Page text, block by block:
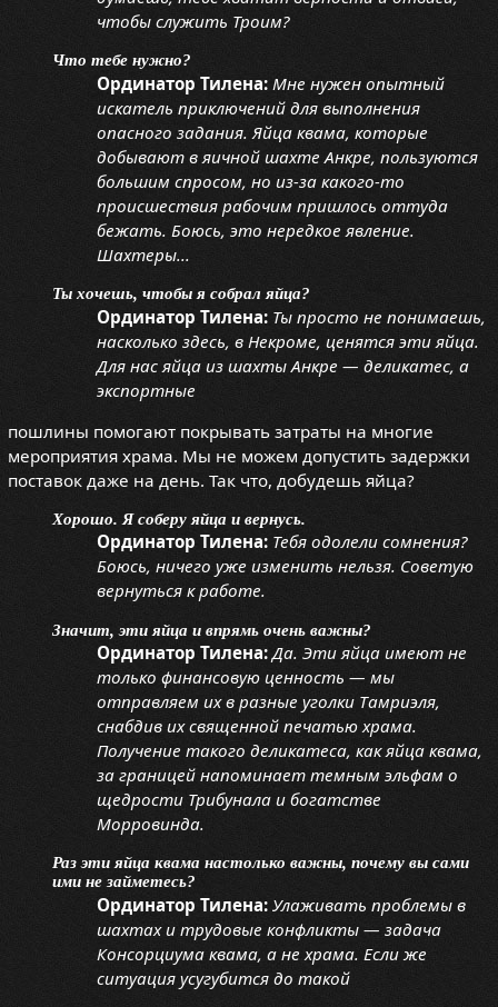
чтобы служить Троим?
Что тебе нужно?
Ординатор Тилена: Мне нужен опытный
искатель приключений для выполнения
опасного задания. Яйца квама, которые
добывают в яичной шахте Анкре, пользуются
большим спросом, но из-за какого-то
происшествия рабочим пришлось оттуда
бежать. Боюсь, это нередкое явление.
Шахтеры...
Ты хочешь, чтобы я собрал яйца?
Ординатор Тилена: Ты просто не понимаешь,
насколько здесь, в Некроме, ценятся эти яйца.
Для нас яйца из шахты Анкре — деликатес, а
экспортные
пошлины помогают покрывать затраты на многие
мероприятия храма. Мы не можем допустить задержки
поставок даже на день. Так что, добудешь яйца?
Хорошо. Я соберу яйца и вернусь.
Ординатор Тилена: Тебя одолели сомнения?
Боюсь, ничего уже изменить нельзя. Советую
вернуться к работе.
Значит, эти яйца и впрямь очень важны?
Ординатор Тилена: Да. Эти яйца имеют не
только финансовую ценность — мы
отправляем их в разные уголки Тамриэля,
снабдив их священной печатью храма.
Получение такого деликатеса, как яйца квама,
за границей напоминает темным эльфам о
щедрости Трибунала и богатстве
Морровинда.
Раз эти яйца квама настолько важны, почему вы сами
ими не займетесь?
Ординатор Тилена: Улаживать проблемы в
шахтах и трудовые конфликты — задача
Консорциума квама, а не храма. Если же
ситуация усугубится до такой